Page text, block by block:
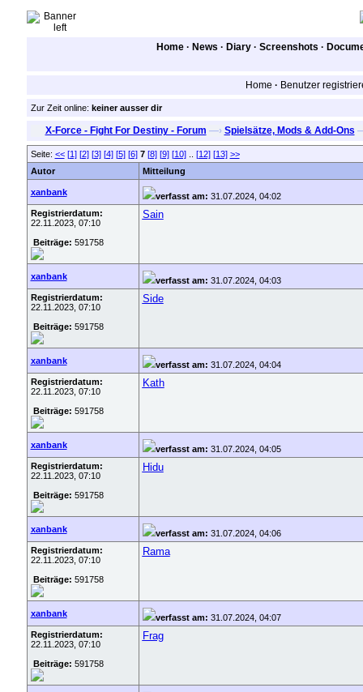
Home · News · Diary · Screenshots ·
Home · Benutzer
Zur Zeit online: keiner ausser dir
X-Force - Fight For Destiny - Forum —› Spielsätze, Mods & Add-Ons
Seite: << [1] [2] [3] [4] [5] [6] 7 [8] [9] [10].. [12] [13] >>
Autor
Mitteilung
xanbank verfasst am: 31.07.2024, 04:02
Registrierdatum:
22.11.2023, 07:10
Beiträge: 591758
Sain
xanbank verfasst am: 31.07.2024, 04:03
Registrierdatum:
22.11.2023, 07:10
Beiträge: 591758
Side
xanbank verfasst am: 31.07.2024, 04:04
Registrierdatum:
22.11.2023, 07:10
Beiträge: 591758
Kath
xanbank verfasst am: 31.07.2024, 04:05
Registrierdatum:
22.11.2023, 07:10
Beiträge: 591758
Hidu
xanbank verfasst am: 31.07.2024, 04:06
Registrierdatum:
22.11.2023, 07:10
Beiträge: 591758
Rama
xanbank verfasst am: 31.07.2024, 04:07
Registrierdatum:
22.11.2023, 07:10
Beiträge: 591758
Frag